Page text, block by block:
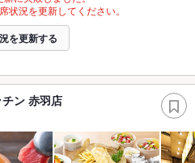
状況を更新してください。
を更新する
ン 赤羽店